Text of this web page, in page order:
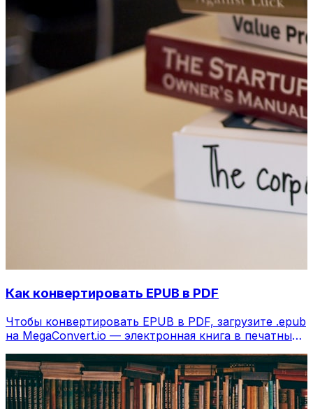
Как конвертировать EPUB в PDF
Чтобы конвертировать EPUB в PDF, загрузите .epub
на MegaConvert.io — электронная книга в печатный